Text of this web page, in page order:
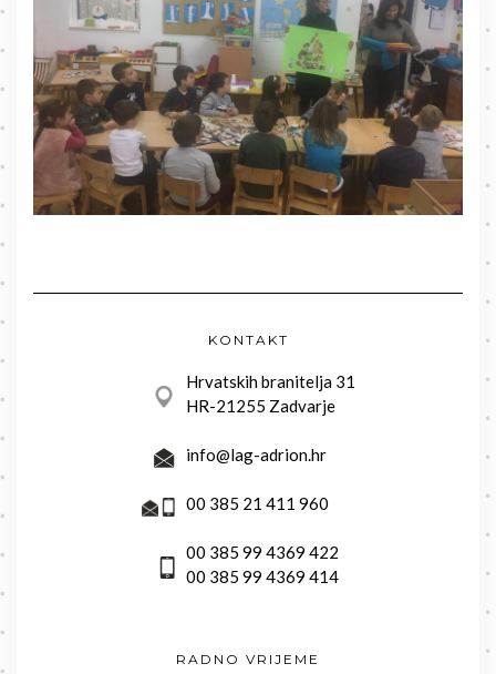
KONTAKT
Hrvatskih branitelja 31
HR-21255 Zadvarje
info@lag-adrion.hr
00 385 21 411 960
00 385 99 4369 422
00 385 99 4369 414
RADNO VRIJEME